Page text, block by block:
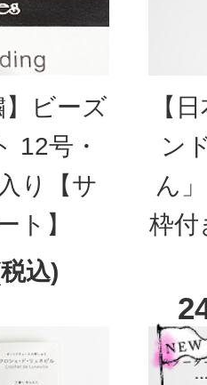
】ビーズ
12号・
り【サ
ト】
込)
【
ン
ん
枠付